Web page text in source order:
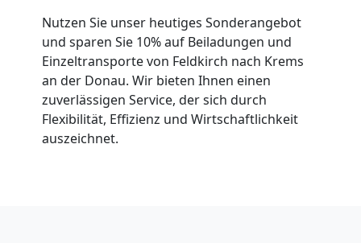
Nutzen Sie unser heutiges Sonderangebot
und sparen Sie 10% auf Beiladungen und
Einzeltransporte von Feldkirch nach Krems
an der Donau. Wir bieten Ihnen einen
zuverlässigen Service, der sich durch
Flexibilität, Effizienz und Wirtschaftlichkeit
auszeichnet.